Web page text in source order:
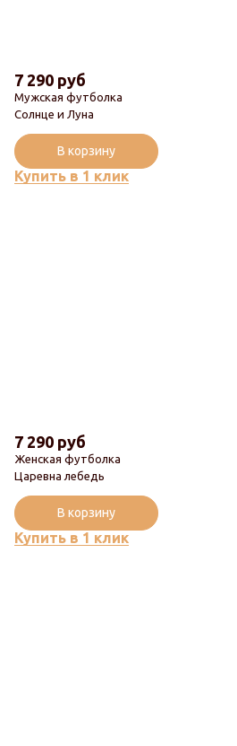
Мужская футболка
Солнце и Луна
7 290 руб
Купить в 1 клик
В корзину
Женская футболка
Царевна лебедь
7 290 руб
Купить в 1 клик
В корзину